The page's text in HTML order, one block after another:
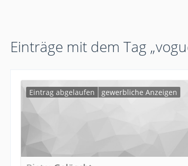
Einträge mit dem Tag
Eintrag abgelaufen gewerbliche Anzeigen